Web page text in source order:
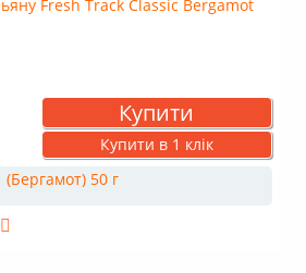
Купити
Купити в 1 клік